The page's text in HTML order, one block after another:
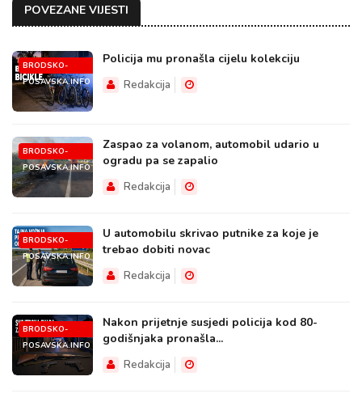
POVEZANE VIJESTI
BRODSKO-
POSAVSKA.INFO
Policija mu pronašla cijelu kolekciju
Redakcija
BRODSKO-
POSAVSKA.INFO
Zaspao za volanom, automobil udario u
ogradu pa se zapalio
Redakcija
BRODSKO-
POSAVSKA.INFO
U automobilu skrivao putnike za koje je
trebao dobiti novac
Redakcija
BRODSKO-
POSAVSKA.INFO
Nakon prijetnje susjedi policija kod 80-
godišnjaka pronašla...
Redakcija